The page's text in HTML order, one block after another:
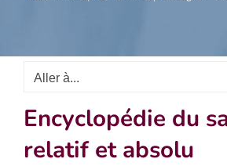
Aller à...
Encyclopédie du
relatif et absolu